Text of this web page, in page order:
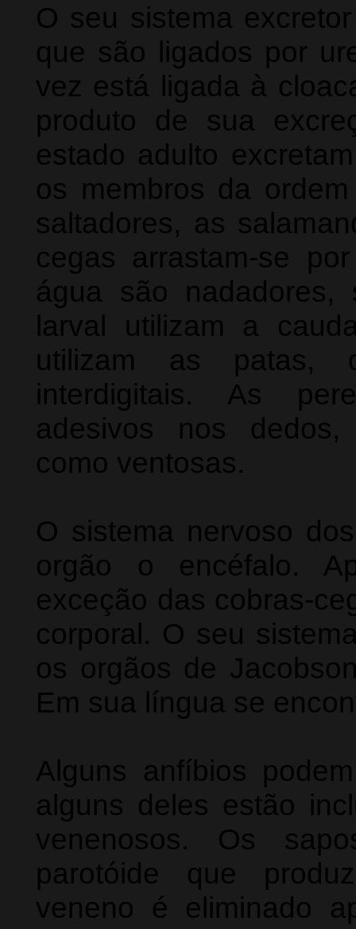
O seu sistema
que são ligados por
vez está ligada à
produto de sua
estado adulto
os membros da
saltadores, as
cegas arrastam-se
água são
larval utilizam a
utilizam as patas,
interdigitais. As
adesivos nos dedos,
como ventosas.
O sistema nervoso
orgão o encéfalo.
exceção das cobras-
corporal. O seu
os orgãos de
Em sua língua se
Alguns anfíbios
alguns deles estão
venenosos. Os
parotóide que
veneno é eliminado